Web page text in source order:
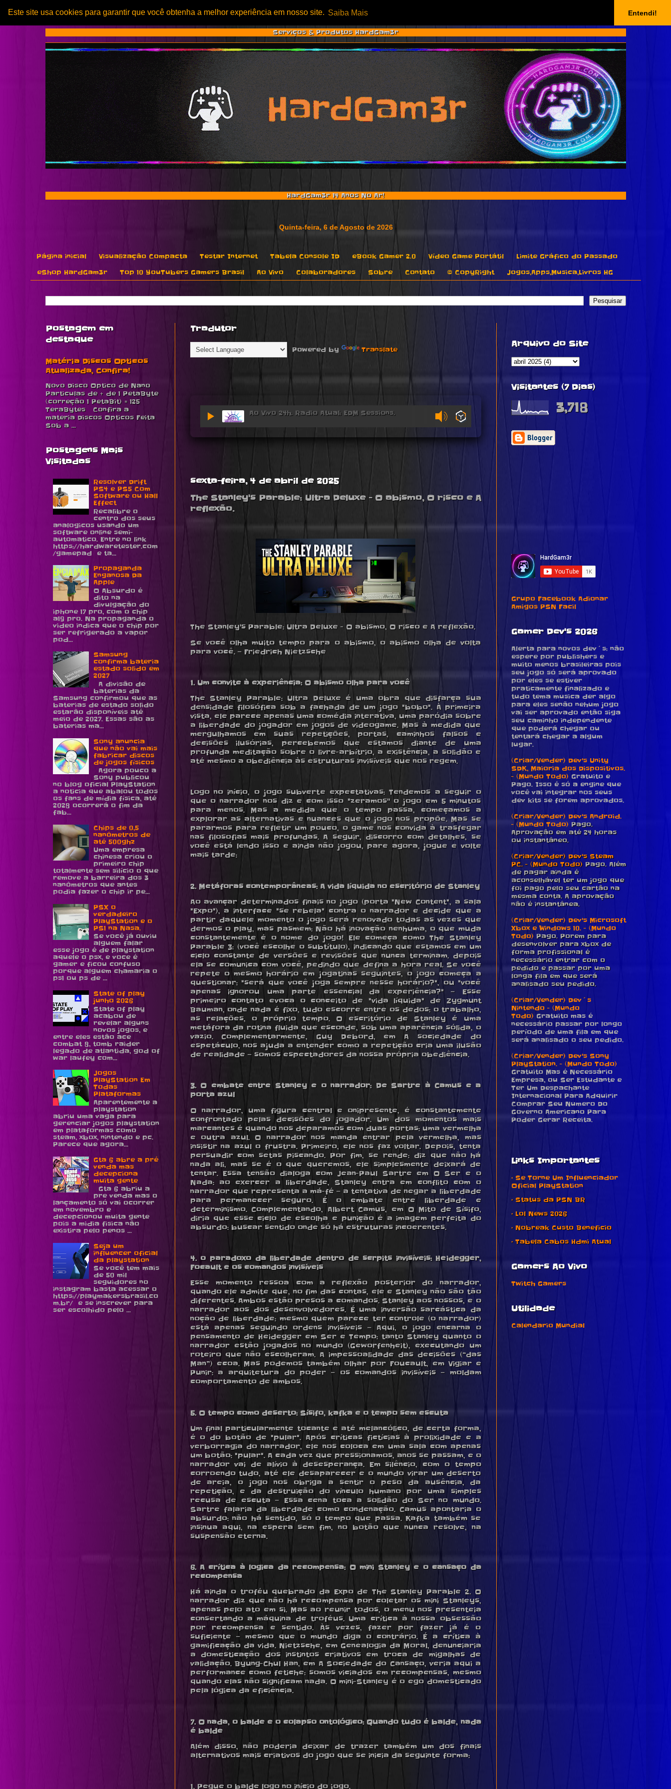
Este site usa cookies para garantir que você obtenha a melhor experiência em nosso site. Saiba Mais Entendi!
Serviços & Produtos HardGam3r
HardGam3r 14 Anos No Ar!
Página inicial Visualização Compacta Testar Internet Tabela Console ID eBook Gamer 2.0 Vídeo Game Portátil
Limite Gráfico do Passado
eShop HardGam3r
Top 10 YouTubers Gamers Brasil Ao Vivo Colaboradores Sobre Contato © CopyRight Jogos,Apps,Musica,Livros HG
Tradutor
Powered by Translate
Ao Vivo 24h. Radio Atual: EDM Sessions.
sexta-feira, 4 de abril de 2025
The Stanley's Parable: Ultra Deluxe - O abismo, O risco e A
reflexão.
The Stanley's Parable: Ultra Deluxe - O abismo, O risco e A reflexão.
Se você olha muito tempo para o abismo, o abismo olha de volta
para você. — Friedrich Nietzsche
1. Um convite à experiência: O abismo olha para você
The Stanley Parable: Ultra Deluxe é uma obra que disfarça sua
densidade filosófica sob a fachada de um jogo "bobo". À primeira
vista, ele parece apenas uma comédia interativa, uma paródia sobre
a liberdade do jogador em jogos de videogame. Mas à medida que
mergulhamos em suas repetições, portas, caminhos falsos e
decisões ilusórias, percebemos que estamos diante de uma
profunda meditação sobre o livre-arbítrio, a existência, a solidão e
até mesmo a obediência às estruturas invisíveis que nos regem.
Logo no início, o jogo subverte expectativas: Tendemos a seguir o
que o narrador nos diz e com isso "zeramos'' o jogo em 5 minutos
para menos. Mas a medida que o tempo passa, começamos a
explorar as alternativas e nuances que o jogo nos propõe. Mas se
pararmos para refletir um pouco, o game nos convida à trasfegar
nas filosofias mais profundas. A seguir, discorro com detalhes, se
você está lendo isso e ainda não jogou, pare agora, jogue e volte
mais tarde:
2. Metáforas contemporâneas: A vida líquida no escritório de Stanley
Ao avançar determinados finais no jogo (porta "New Content", a sala
"Expo"), a interface "se rebela" contra o narrador e decide que a
partir daquele momento o jogo será renovado todas as vezes que
dermos o play, mas pasmem: Não há inovação nenhuma, o que muda
constantemente é o nome do jogo! Ele começa como The Stanley
Parable 3: (você escolhe o subtítulo), indicando que estamos em um
ciclo constante de versões e revisões que nunca terminam. depois
ela se comunica com você, pedindo que defina a hora real. Se você
repete o mesmo horário em jogatinas seguintes, o jogo começa a
questionar: "será que você joga sempre nesse horário?", ou "você
apenas ignorou uma parte essencial da experiência?" — Esse
primeiro contato evoca o conceito de "vida líquida" de Zygmunt
Bauman, onde nada é fixo, tudo escorre entre os dedos: o trabalho,
as relações, o próprio tempo. O escritório de Stanley é uma
metáfora da rotina fluida que esconde, sob uma aparência sólida, o
vazio. Complementarmente, Guy Debord, em A sociedade do
espetáculo, nos ajuda a entender como a repetição cria uma ilusão
de realidade — somos espectadores da nossa própria obediência.
3. O embate entre Stanley e o narrador: De Sartre à Camus e a
porta azul
O narrador, uma figura central e onipresente, é constantemente
confrontado pelas decisões do jogador. Um dos momentos mais
marcantes é quando nos deparamos com duas portas: uma vermelha
e outra azul. O narrador nos manda entrar pela vermelha, mas
insistir na azul o frustra. Primeiro, ele nos faz voltar. Depois, tenta
persuadir com setas piscando. Por fim, se rende: diz que não há
nada ali, mas se é o que queremos, ele simplesmente deixará de
tentar. Essa tensão dialoga com Jean-Paul Sartre em O Ser e o
Nada: ao exercer a liberdade, Stanley entra em conflito com o
narrador que representa a má-fé — a tentativa de negar a liberdade
para permanecer seguro. É o embate entre liberdade e
determinismo. Complementando, Albert Camus, em O Mito de Sísifo,
diria que esse ciclo de escolha e punição é a imagem perfeita do
absurdo: buscar sentido onde só há estruturas incoerentes.
4. o paradoxo da liberdade dentro de scrpits invisíveis: Heidegger,
Focault e os comandos invisíveis
Esse momento ressoa com a reflexão posterior do narrador,
quando ele admite que, no fim das contas, ele e Stanley não são tão
diferentes. Ambos estão presos a comandos. Stanley aos nossos, e o
narrador aos dos desenvolvedores. É uma inversão sarcástica da
noção de liberdade: mesmo quem parece ter controle (o narrador)
está apenas seguindo ordens invisíveis — Aqui, o jogo encarna o
pensamento de Heidegger em Ser e Tempo: tanto Stanley quanto o
narrador estão jogados no mundo (Geworfenheit), executando um
roteiro que não escolheram. A impessoalidade das decisões (“das
Man”) ecoa. Mas podemos também olhar por Foucault, em Vigiar e
Punir: a arquitetura do poder — os comandos invisíveis — moldam
comportamento de ambos.
5. O tempo como deserto: Sísifo, kafka e o tempo sem escuta
Um final particularmente tocante e até melancólico, de certa forma,
é o do botão de "pular". Após críticas fictícias à prolixidade e a
verborragia do narrador, ele nos coloca em uma sala com apenas
um botão: "pular". A cada vez que pressionamos, anos se passam, e o
narrador vai de alívio à desesperança. Em silêncio, com o tempo
corroendo tudo, até ele desaparecer e o mundo virar um deserto
de areia, o jogo nos obriga a sentir o peso da ausência, da
repetição, e da destruição do vínculo humano por uma simples
recusa de escuta — Essa cena toca a solidão do Ser no mundo.
Sartre falaria da liberdade como condenação. Camus apontaria o
absurdo: não há sentido, só o tempo que passa. Kafka também se
insinua aqui, na espera sem fim, no botão que nunca resolve, na
suspensão eterna.
6. A crítica à logica da recompensa: O mini Stanley e o cansaço da
recompensa
Há ainda o troféu quebrado da Expo de The Stanley Parable 2. O
narrador diz que não há recompensa por coletar os mini Stanleys,
apenas pelo ato em si. Mas ao reunir todos, o menu nos presenteia
consertando a máquina de troféus. Uma crítica à nossa obsessão
por recompensa e sentido. Às vezes, fazer por fazer já é o
suficiente — mesmo que o mundo diga o contrário. É a crítica à
gamificação da vida. Nietzsche, em Genealogia da Moral, denunciaria
a domesticação dos instintos criativos em troca de migalhas de
validação. Byung-Chul Han, em A Sociedade do Cansaço, veria aqui a
performance como fetiche: somos viciados em recompensas, mesmo
quando elas não significam nada. O mini-Stanley é o ego domesticado
pela lógica da eficiência.
7. O nada, o balde e o colapso ontológico: Quando tudo é balde, nada
é balde
Além disso, não poderia deixar de trazer também um dos finais
alternativos mais criativos do jogo que se inicia da seguinte forma:
1. Pegue o balde logo no início do jogo.
Postagem em
destaque
Matéria Discos Opticos
Atualizada, Confira!
Novo Disco Optico de Nano
Particulas de + de 1 PetaByte
(correção 1 PetaBit) = 125
TeraBytes Confira a
materia Discos Opticos Feita
Sob a ...
Postagens Mais
Visitadas
Resolver Drift
PS4 e PS5 Com
Software ou Hall
Effect
Recalibre o
centro dos seus
analogicos usando um
software online semi-
automatico. Entre no link
https://hardwaretester.com
/gamepad e ta...
Propaganda
Enganosa Da
Apple
O Absurdo é
dito na
divulgação do
iphone 17 pro, com o chip
a19 pro. Na propaganda o
video indica que o chip por
ser refrigerado a vapor
pod...
Samsung
confirma bateria
estado solido em
2027
A divisão de
baterias da
Samsung confirmou que as
baterias de estado solido
estarão disponíveis até
meio de 2027. Essas são as
baterias ma...
Sony anuncia
que não vai mais
fabricar discos
de jogos físicos
Agora pouco a
Sony publicou
no blog oficial PlayStation
a noticia que abalou todos
os fans de mídia física, até
2028 ocorrerá o fim da
fab...
Chips de 0,5
nanômetros de
até 500ghz
Uma empresa
chinesa criou o
primeiro chip
totalmente sem silício o que
remove a barreira dos 3
nanômetros que antes
podia fazer o chip ir pe...
PSX o
verdadeiro
PlayStation e o
PS1 na Nasa.
Se você já ouviu
alguem falar
esse jogo é de playstation
aquele o psx, e voce é
gamer e ficou confuso
porque alguem chamaria o
ps1 ou ps de ...
State of play
junho 2026
State of play
acabou de
revelar alguns
novos jogos, e
entre eles estão ace
combat 8, tomb raider
legado de atlantida, god of
war laufey com...
Jogos
PlayStation Em
Todas
Plataformas
Aparentemente a
playstation
abriu uma vaga para
gerenciar jogos playstation
em plataformas como
steam, xbox, nintendo e pc.
Parece que agora...
Gta 6 abre a pré
venda mas
decepciona
muita gente
Gta 6 abriu a
pre venda mas o
lançamento só vai ocorrer
em novembro e
decepcionou muita gente
pois a midia fisica não
existira pelo penos ...
Seja um
influencer oficial
da playstation
Se você tem mais
de 50 mil
seguidores no
instagram basta acessar o
https://playmakersbrasil.co
m.br/ e se inscrever para
ser escolhido pelo ...
Arquivo do Site
Visitantes (7 Dias)
3,718
Grupo Facebook Adionar
Amigos PSN Facil
Gamer Dev's 2026
Alerta para novos dev´s: não
espere por publishers e
muito menos brasileiras pois
seu jogo só será aprovado
por eles se estiver
praticamente finalizado e
tudo tema musica der algo
para eles senão nehum jogo
vai ser aprovado então siga
seu caminho independente
que poderá chegar ou
tentará chegar a algum
lugar.
(Criar/Vender) Dev's Unity
SDK, Maioria dos Dispositivos.
- (Mundo Todo) Gratuito e
Pago. Isso é só a engine que
você vai integrar nos seus
dev kits se forem aprovados.
(Criar/Vender) Dev's Android.
- (Mundo Todo) Pago.
Aprovação em até 24 horas
ou instantâneo.
(Criar/Vender) Dev's Steam
PC. - (Mundo Todo) Pago. Além
de pagar ainda é
aconselhável ter um jogo que
foi pago pelo seu cartão na
mesma conta. A aprovação
não é instantânea.
(Criar/Vender) Dev's Microsoft
Xbox e Windows 10. - (Mundo
Todo) Pago. Porem para
desenvolver para xbox de
forma profissional é
necessário entrar com o
pedido e passar por uma
longa fila em que será
analisado seu pedido.
(Criar/Vender) Dev´s
Nintendo - (Mundo
Todo) Gratuito mas é
necessário passar por longo
período de uma fila em que
será analisado o seu pedido.
(Criar/Vender) Dev's Sony
PlayStation. - (Mundo Todo)
Gratuito Mas é Necessário
Empresa, ou Ser Estudante e
Ter Um Despachante
Internacional Para Adquirir
Comprar Seu Numero Do
Governo Americano Para
Poder Gerar Receita.
Links Importantes
• Se Torne Um Influenciador
Oficial PlayStation
• Status da PSN BR
• Lol News 2026
• Nobreak Custo Beneficio
• Tabela Cabos Hdmi Atual
Gamers Ao Vivo
Twitch Gamers
Utilidade
Calendario Mundial